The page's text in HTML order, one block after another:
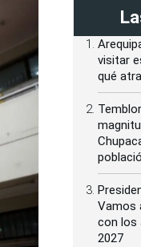
visitar
qué
Vamos
con los
2027